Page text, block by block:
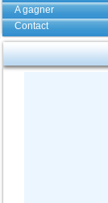
A gagner
Contact